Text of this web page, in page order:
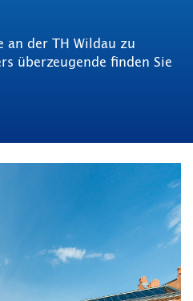
an der TH Wildau zu
überzeugende finden Sie